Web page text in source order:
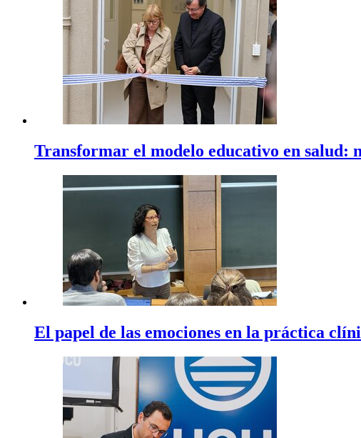
Transformar el modelo educativo en salud:
El papel de las emociones en la práctica